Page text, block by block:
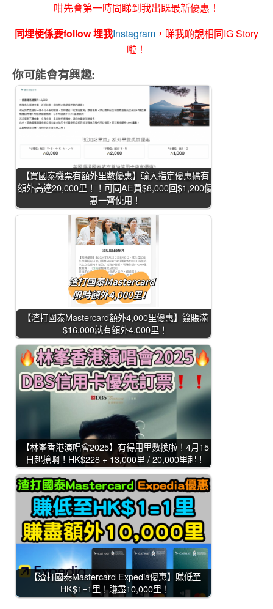
咁先會第一時間睇到我出既最新優惠！
同埋梗係要follow 埋我Instagram ，睇我啲靚相同IG Story
啦！
你可能會有興趣:
【買國泰機票有額外里數優惠】輸入指定優惠碼有
額外高達20,000里！！可同AE買$8,000回$1,200優
惠一齊使用！
【渣打國泰Mastercard額外4,000里優惠】簽賬滿
$16,000就有額外4,000里！
【林峯香港演唱會2025】有得用里數換啦！4月15
日起搶啊！HK$228 + 13,000里 / 20,000里起！
【渣打國泰Mastercard Expedia優惠】賺低至
HK$1=1里！賺盡10,000里！